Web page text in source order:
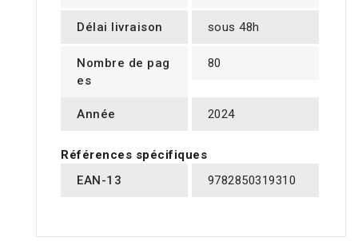
Délai livraison sous 48h
Nombre de pag
es
80
Année 2024
Références spécifiques
EAN-13
9782850319310